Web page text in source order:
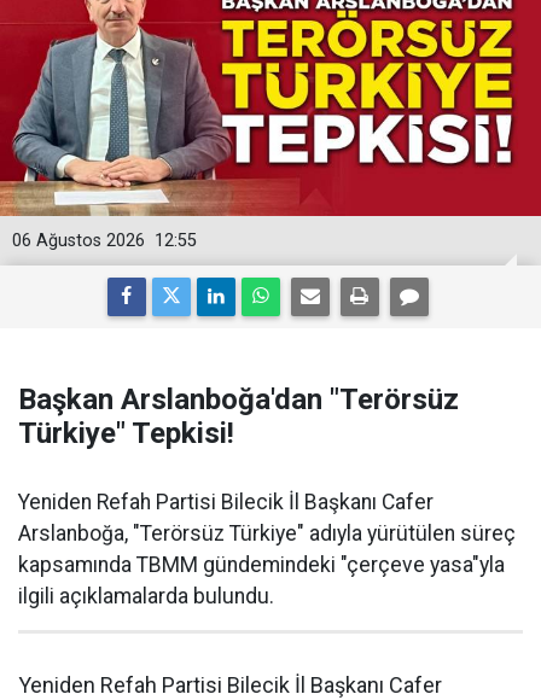
12:55
06 Ağustos 2026
Başkan Arslanboğa'dan "Terörsüz
Türkiye" Tepkisi!
Yeniden Refah Partisi Bilecik İl Başkanı Cafer
Arslanboğa, "Terörsüz Türkiye" adıyla yürütülen süreç
kapsamında TBMM gündemindeki "çerçeve yasa"yla
ilgili açıklamalarda bulundu.
Yeniden Refah Partisi Bilecik İl Başkanı Cafer